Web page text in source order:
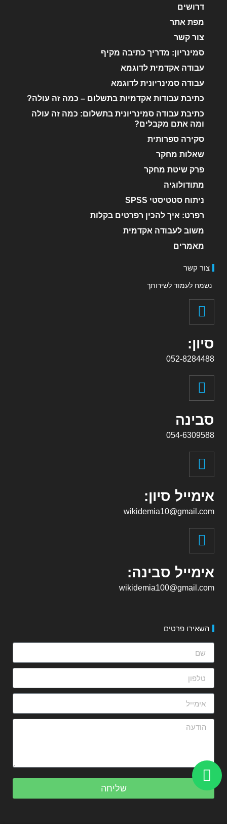
דרושים
מפת אתר
צור קשר
סמינריון: מדריך כתיבה מקיף
עבודה אקדמית לדוגמא
עבודה סמינריונית לדוגמא
כתיבת עבודות אקדמיות בתשלום – כמה זה עולה?
כתיבת עבודה סמינריונית בתשלום: כמה זה עולה
ומה אתם מקבלים?
סקירה ספרותית
שאלות מחקר
פרק שיטת מחקר
מתודולוגיה
ניתוח סטטיסטי SPSS
רפרט: איך להכין רפרטים בקלות
משוב לעבודה אקדמית
מאמרים
צור קשר
נשמח לעמוד לשירותך
סיון:
052-8284488
סבינה
054-6309588
אימייל סיון:
wikidemia10@gmail.com
אימייל סבינה:
wikidemia100@gmail.com
השאירו פרטים
שליחה